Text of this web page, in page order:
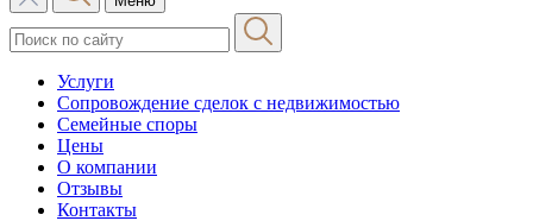
Услуги
Сопровождение сделок с недвижимостью
Семейные споры
Цены
О компании
Отзывы
Контакты